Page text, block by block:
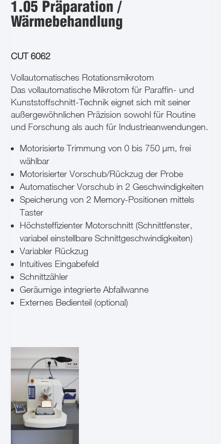
1.05 Präparation /
Wärmebehandlung
CUT 6062
Vollautomatisches Rotationsmikrotom
Das vollautomatische Mikrotom für Paraffin- und
Kunststoffschnitt-Technik eignet sich mit seiner
außergewöhnlichen Präzision sowohl für Routine
und Forschung als auch für Industrieanwendungen.
Motorisierte Trimmung von 0 bis 750 µm, frei
wählbar
Motorisierter Vorschub/Rückzug der Probe
Automatischer Vorschub in 2 Geschwindigkeiten
Speicherung von 2 Memory-Positionen mittels
Taster
Höchsteffizienter Motorschnitt (Schnittfenster,
variabel einstellbare Schnittgeschwindigkeiten)
Variabler Rückzug
Intuitives Eingabefeld
Schnittzähler
Geräumige integrierte Abfallwanne
Externes Bedienteil (optional)